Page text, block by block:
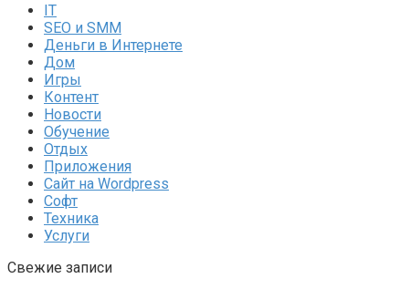
IT
SEO и SMM
Деньги в Интернете
Дом
Игры
Контент
Новости
Обучение
Отдых
Приложения
Сайт на Wordpress
Софт
Техника
Услуги
Свежие записи